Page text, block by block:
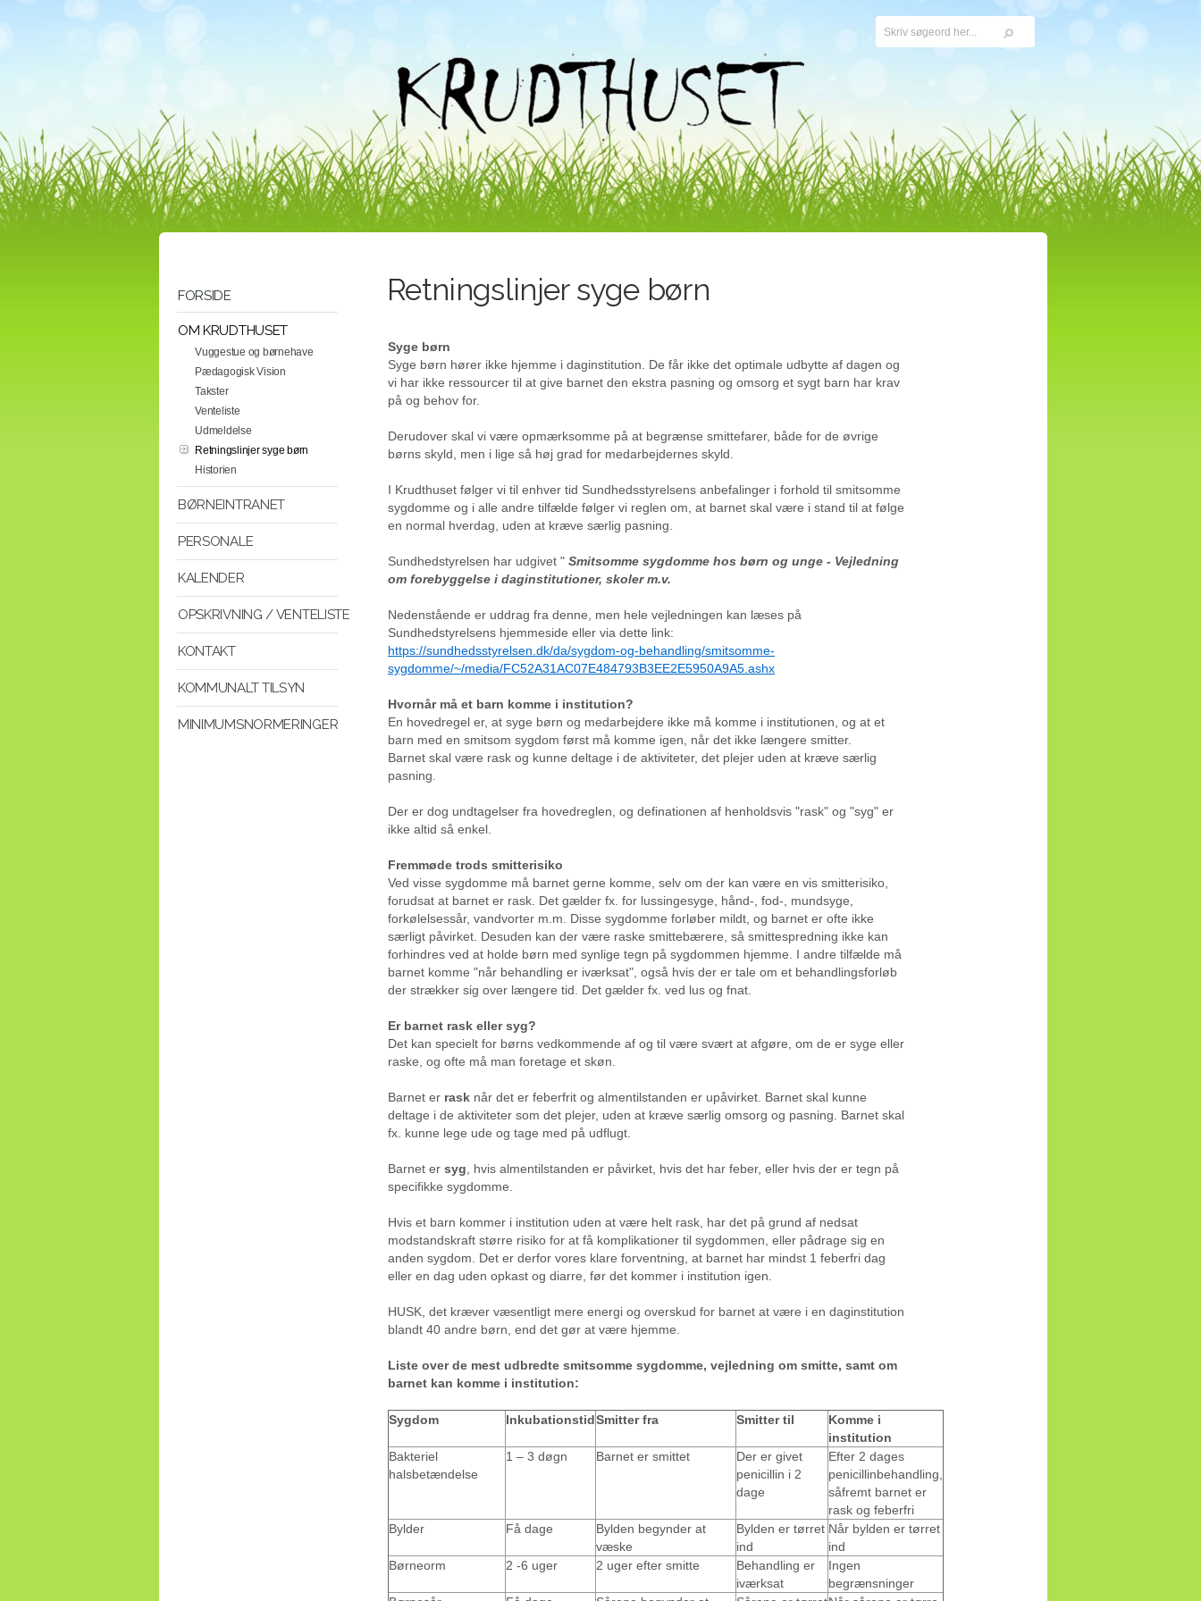
FORSIDE
OM KRUDTHUSET
Vuggestue og børnehave
Pædagogisk Vision
Takster
Venteliste
Udmeldelse
Retningslinjer syge børn
Historien
BØRNEINTRANET
PERSONALE
KALENDER
OPSKRIVNING / VENTELISTE
KONTAKT
KOMMUNALT TILSYN
MINIMUMSNORMERINGER
Retningslinjer syge børn
Syge børn
Syge børn hører ikke hjemme i daginstitution. De får ikke det optimale udbytte af dagen og
vi har ikke ressourcer til at give barnet den ekstra pasning og omsorg et sygt barn har krav
på og behov for.
Derudover skal vi være opmærksomme på at begrænse smittefarer, både for de øvrige
børns skyld, men i lige så høj grad for medarbejdernes skyld.
I Krudthuset følger vi til enhver tid Sundhedsstyrelsens anbefalinger i forhold til smitsomme
sygdomme og i alle andre tilfælde følger vi reglen om, at barnet skal være i stand til at følge
en normal hverdag, uden at kræve særlig pasning.
Sundhedstyrelsen har udgivet " Smitsomme sygdomme hos børn og unge - Vejledning
om forebyggelse i daginstitutioner, skoler m.v.
Nedenstående er uddrag fra denne, men hele vejledningen kan læses på
Sundhedstyrelsens hjemmeside eller via dette link:
https://sundhedsstyrelsen.dk/da/sygdom-og-behandling/smitsomme-
sygdomme/~/media/FC52A31AC07E484793B3EE2E5950A9A5.ashx
Hvornår må et barn komme i institution?
En hovedregel er, at syge børn og medarbejdere ikke må komme i institutionen, og at et
barn med en smitsom sygdom først må komme igen, når det ikke længere smitter.
Barnet skal være rask og kunne deltage i de aktiviteter, det plejer uden at kræve særlig
pasning.
Der er dog undtagelser fra hovedreglen, og definationen af henholdsvis "rask" og "syg" er
ikke altid så enkel.
Fremmøde trods smitterisiko
Ved visse sygdomme må barnet gerne komme, selv om der kan være en vis smitterisiko,
forudsat at barnet er rask. Det gælder fx. for lussingesyge, hånd-, fod-, mundsyge,
forkølelsessår, vandvorter m.m. Disse sygdomme forløber mildt, og barnet er ofte ikke
særligt påvirket. Desuden kan der være raske smittebærere, så smittespredning ikke kan
forhindres ved at holde børn med synlige tegn på sygdommen hjemme. I andre tilfælde må
barnet komme "når behandling er iværksat", også hvis der er tale om et behandlingsforløb
der strækker sig over længere tid. Det gælder fx. ved lus og fnat.
Er barnet rask eller syg?
Det kan specielt for børns vedkommende af og til være svært at afgøre, om de er syge eller
raske, og ofte må man foretage et skøn.
Barnet er rask når det er feberfrit og almentilstanden er upåvirket. Barnet skal kunne
deltage i de aktiviteter som det plejer, uden at kræve særlig omsorg og pasning. Barnet skal
fx. kunne lege ude og tage med på udflugt.
Barnet er syg , hvis almentilstanden er påvirket, hvis det har feber, eller hvis der er tegn på
specifikke sygdomme.
Hvis et barn kommer i institution uden at være helt rask, har det på grund af nedsat
modstandskraft større risiko for at få komplikationer til sygdommen, eller pådrage sig en
anden sygdom. Det er derfor vores klare forventning, at barnet har mindst 1 feberfri dag
eller en dag uden opkast og diarre, før det kommer i institution igen.
HUSK, det kræver væsentligt mere energi og overskud for barnet at være i en daginstitution
blandt 40 andre børn, end det gør at være hjemme.
Liste over de mest udbredte smitsomme sygdomme, vejledning om smitte, samt om
barnet kan komme i institution:
Sygdom InkubationstidSmitter fra Smitter til
Komme i
institution
Bakteriel
halsbetændelse
1 – 3 døgn Barnet er smittet
Der er givet
penicillin i 2
dage
Efter 2 dages
penicillinbehandling,
såfremt barnet er
rask og feberfri
Bylder
Få dage
Bylden begynder at
væske
Bylden er tørret
ind
Når bylden er tørret
ind
Børneorm
2 -6 uger 2 uger efter smitte
Behandling er
iværksat
Ingen
begrænsninger